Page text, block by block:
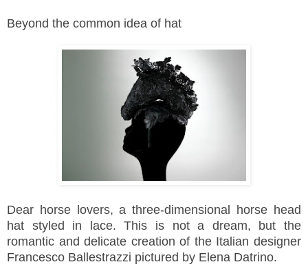
Beyond the common idea of hat
Dear horse lovers, a three-dimensional horse head
hat styled in lace. This is not a dream, but the
romantic and delicate creation of the Italian designer
Francesco Ballestrazzi pictured by Elena Datrino.